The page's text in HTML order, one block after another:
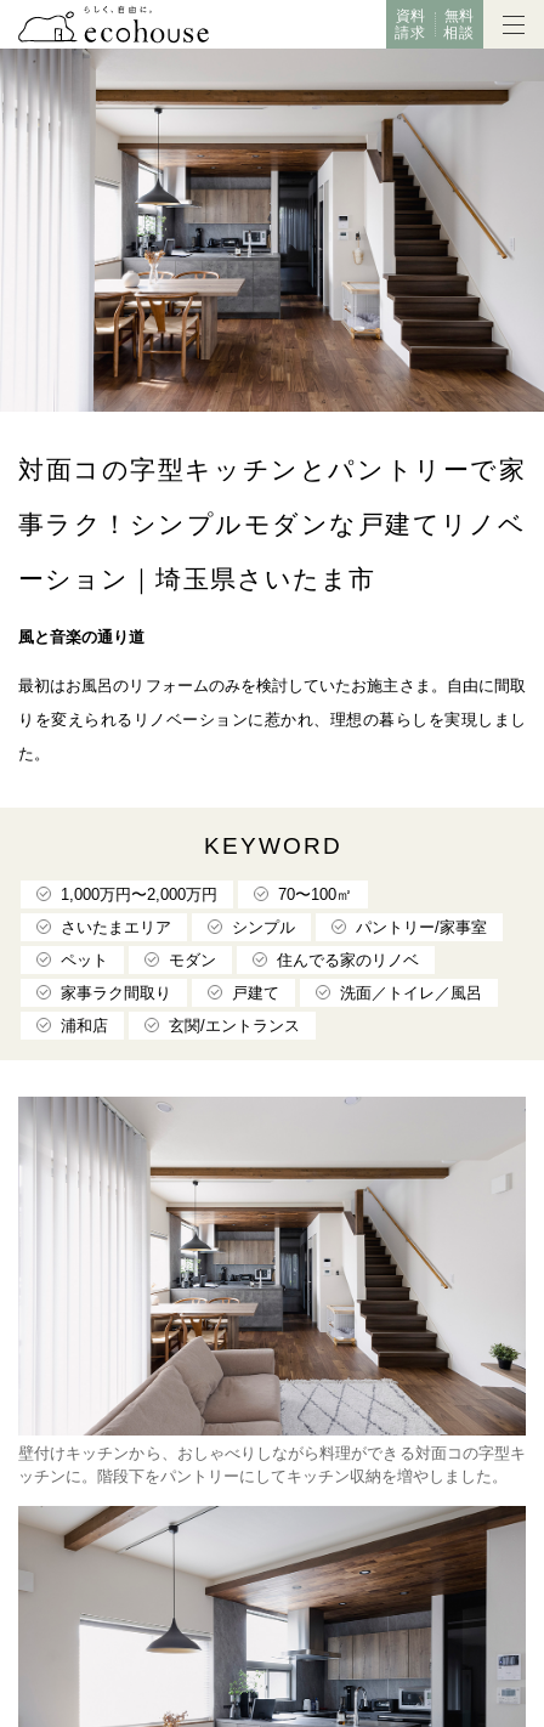
資料
請求
無料
相談
対面コの字型キッチンとパントリーで家
事ラク！シンプルモダンな戸建てリノベ
ーション｜埼玉県さいたま市
風と音楽の通り道
最初はお風呂のリフォームのみを検討していたお施主さま。自由に間取
りを変えられるリノベーションに惹かれ、理想の暮らしを実現しまし
た。
KEYWORD
1,000万円〜2,000万円
70〜100㎡
さいたまエリア
シンプル
パントリー/家事室
ペット
モダン
住んでる家のリノベ
家事ラク間取り
戸建て
洗面／トイレ／風呂
浦和店
玄関/エントランス
壁付けキッチンから、おしゃべりしながら料理ができる対面コの字型キ
ッチンに。階段下をパントリーにしてキッチン収納を増やしました。